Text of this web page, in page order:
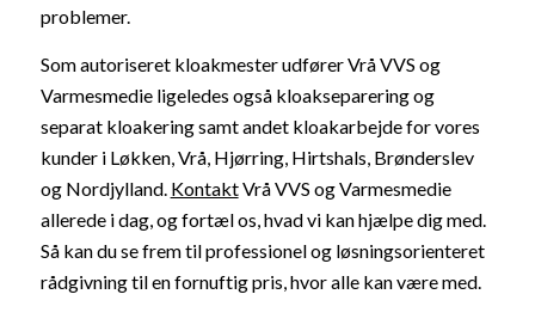
problemer.
Som autoriseret kloakmester udfører Vrå VVS og
Varmesmedie ligeledes også kloakseparering og
separat kloakering samt andet kloakarbejde for vores
kunder i Løkken, Vrå, Hjørring, Hirtshals, Brønderslev
og Nordjylland. KontaktVrå VVS og Varmesmedie
allerede i dag, og fortæl os, hvad vi kan hjælpe dig med.
Så kan du se frem til professionel og løsningsorienteret
rådgivning til en fornuftig pris, hvor alle kan være med.